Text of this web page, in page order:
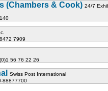
(Chambers & Cook) 24/7
7909
56 76 22 26
Swiss Post International
88877700